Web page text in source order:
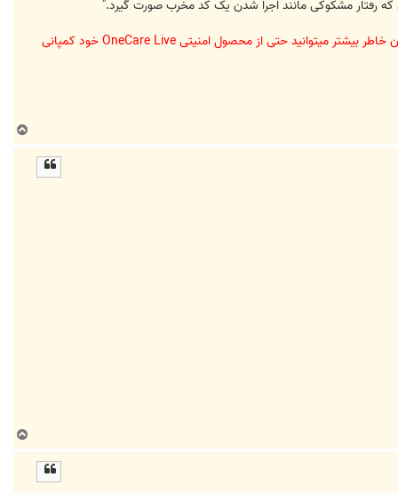
و اما نتیجه چیست؟ - شما به عنوان یک کاربر ویندوز ویستا باید امنیت ترافیک خروجی رایانه خود را در نظر بگیرد و برای اطمینان خاطر بیشتر میتوانید حتی از محصول امنیتی OneCare Live خود کمپانی
ا
ا